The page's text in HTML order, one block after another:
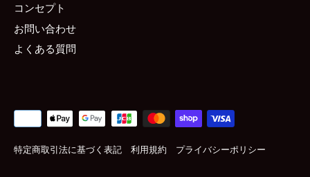
コンセプト
お問い合わせ
よくある質問
特定商取引法に基づく表記 利用規約 プライバシーポリシー